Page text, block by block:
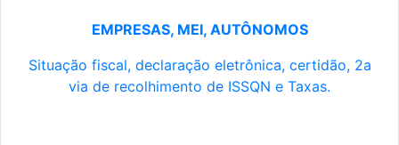
EMPRESAS, MEI, AUTÔNOMOS
Situação fiscal, declaração eletrônica, certidão, 2a
via de recolhimento de ISSQN e Taxas.